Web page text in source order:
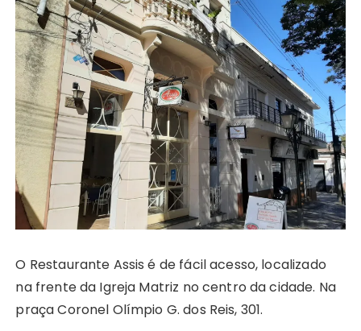
O Restaurante Assis é de fácil acesso, localizado
na frente da Igreja Matriz no centro da cidade. Na
praça Coronel Olímpio G. dos Reis, 301.